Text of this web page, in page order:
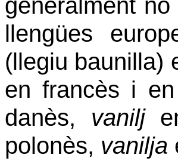
llengües
(llegiu baunilla)
en francès i
danès, vanilj
polonès, vanilja